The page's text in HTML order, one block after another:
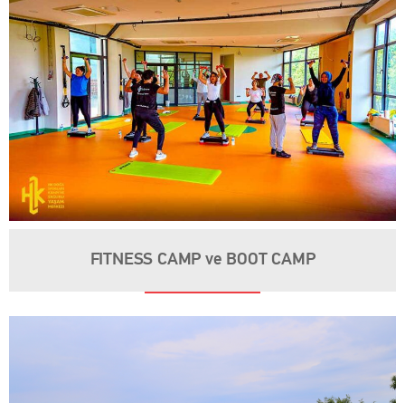
FITNESS CAMP ve BOOT CAMP